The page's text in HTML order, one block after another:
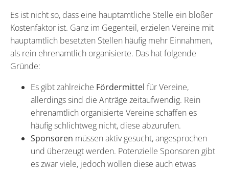
Es ist nicht so, dass eine hauptamtliche Stelle ein bloßer
Kostenfaktor ist. Ganz im Gegenteil, erzielen Vereine mit
hauptamtlich besetzten Stellen häufig mehr Einnahmen,
als rein ehrenamtlich organisierte. Das hat folgende
Gründe:
Es gibt zahlreiche Fördermittel für Vereine,
allerdings sind die Anträge zeitaufwendig. Rein
ehrenamtlich organisierte Vereine schaffen es
häufig schlichtweg nicht, diese abzurufen.
Sponsoren müssen aktiv gesucht, angesprochen
und überzeugt werden. Potenzielle Sponsoren gibt
es zwar viele, jedoch wollen diese auch etwas